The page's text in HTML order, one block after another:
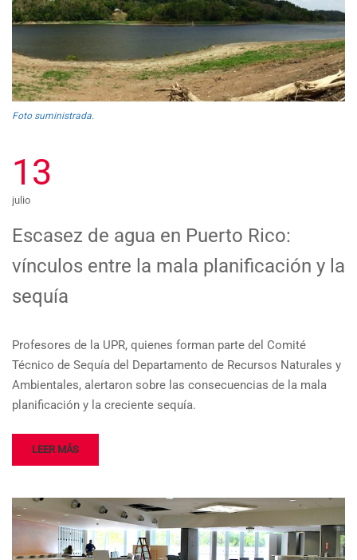
Foto suministrada.
13
julio
Escasez de agua en Puerto Rico:
vínculos entre la mala planificación y la
sequía
Profesores de la UPR, quienes forman parte del Comité
Técnico de Sequía del Departamento de Recursos Naturales y
Ambientales, alertaron sobre las consecuencias de la mala
planificación y la creciente sequía.
LEER MÁS